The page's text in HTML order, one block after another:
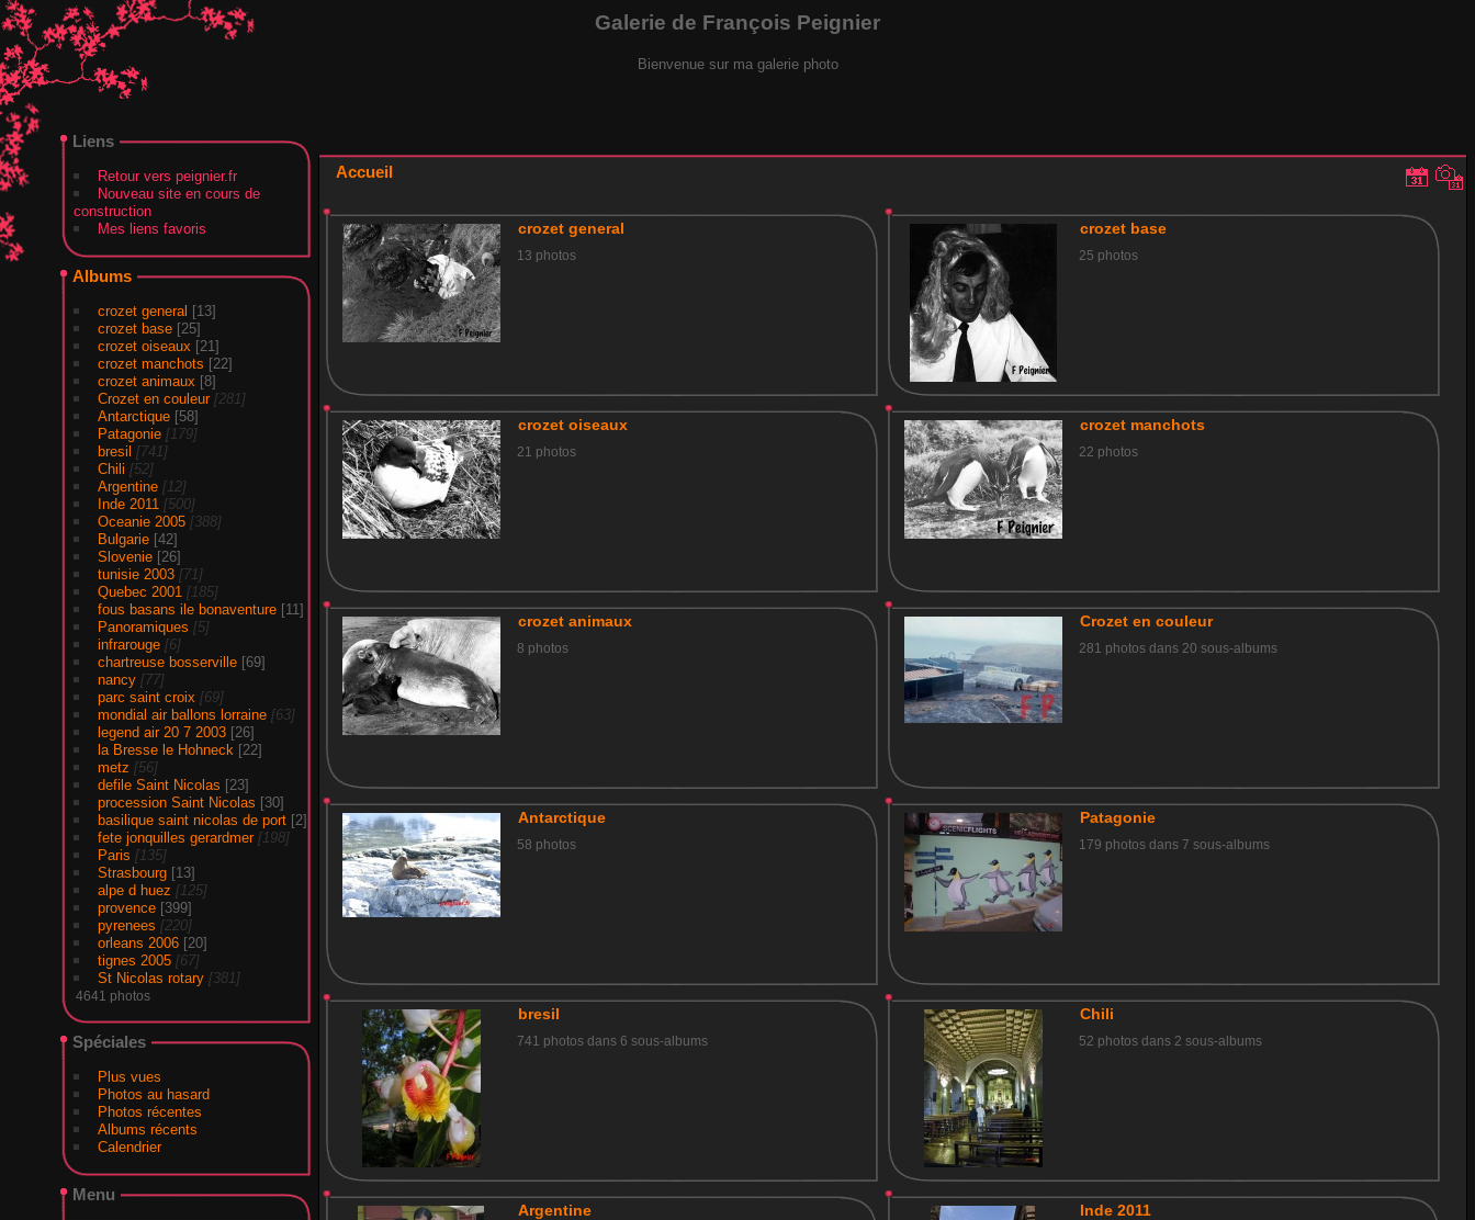
Galerie de François Peignier
Bienvenue sur ma galerie photo
Liens
Retour vers peignier.fr
Nouveau site en cours de
construction
Mes liens favoris
Albums
crozet general [13]
crozet base [25]
crozet oiseaux [21]
crozet manchots [22]
crozet animaux [8]
Crozet en couleur [281]
Antarctique [58]
Patagonie [179]
bresil [741]
Chili [52]
Argentine [12]
Inde 2011 [500]
Oceanie 2005 [388]
Bulgarie [42]
Slovenie [26]
tunisie 2003 [71]
Quebec 2001 [185]
fous basans ile bonaventure [11]
Panoramiques [5]
infrarouge [6]
chartreuse bosserville [69]
nancy [77]
parc saint croix [69]
mondial air ballons lorraine [63]
legend air 20 7 2003 [26]
la Bresse le Hohneck [22]
metz [56]
defile Saint Nicolas [23]
procession Saint Nicolas [30]
basilique saint nicolas de port [2]
fete jonquilles gerardmer [198]
Paris [135]
Strasbourg [13]
alpe d huez [125]
provence [399]
pyrenees [220]
orleans 2006 [20]
tignes 2005 [67]
St Nicolas rotary [381]
4641 photos
Spéciales
Plus vues
Photos au hasard
Photos récentes
Albums récents
Calendrier
Menu
Accueil
crozet general
13 photos
crozet base
25 photos
crozet oiseaux
21 photos
crozet manchots
22 photos
crozet animaux
8 photos
Crozet en couleur
281 photos dans 20 sous-albums
Antarctique
58 photos
Patagonie
179 photos dans 7 sous-albums
bresil
741 photos dans 6 sous-albums
Chili
52 photos dans 2 sous-albums
Argentine Inde 2011